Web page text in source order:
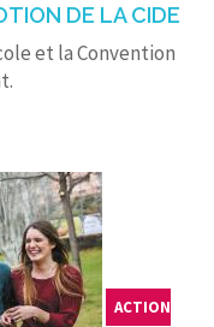
DE LA CIDE
et la Convention
ACTION